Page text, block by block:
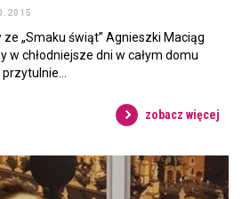
„Smaku świąt” Agnieszki Maciąg
w chłodniejsze dni w całym domu
przytulnie…
zobacz więcej